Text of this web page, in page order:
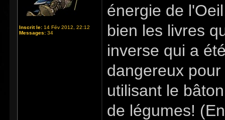
Inscrit le: 14 Fév 2012, 22:12
Messages: 34
énergie de
bien les livres
inverse qui a
dangereux
utilisant le
de légumes!